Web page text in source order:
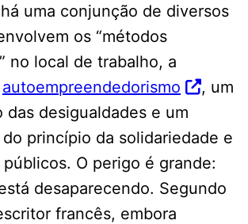
uma conjunção de diversos
os “métodos
no local de trabalho, a
autoempreendedorismo
, um
das desigualdades e um
princípio da solidariedade e
O perigo é grande:
desaparecendo. Segundo
francês, embora